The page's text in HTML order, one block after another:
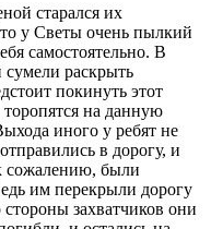
старался их
у Светы очень пылкий
самостоятельно. В
сумели раскрыть
покинуть этот
торопятся на данную
иного у ребят не
в дорогу, и
сожалению, были
им перекрыли дорогу
захватчиков они